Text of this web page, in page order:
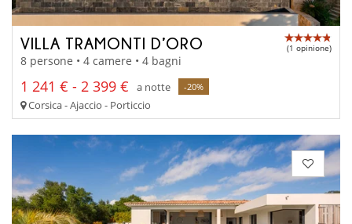
VILLA TRAMONTI D’ORO (1 opinione)
8 persone • 4 camere • 4 bagni
1 241 € - 2 399 € a notte -20%
Corsica - Ajaccio - Porticcio